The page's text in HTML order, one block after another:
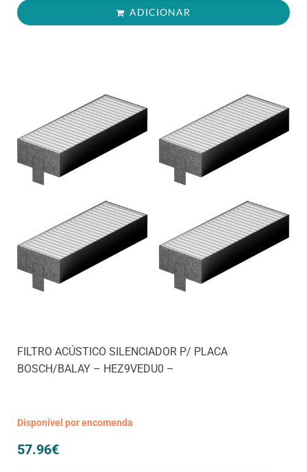
ADICIONAR
FILTRO ACÚSTICO SILENCIADOR P/ PLACA
BOSCH/BALAY – HEZ9VEDU0 –
Disponível por encomenda
57.96€